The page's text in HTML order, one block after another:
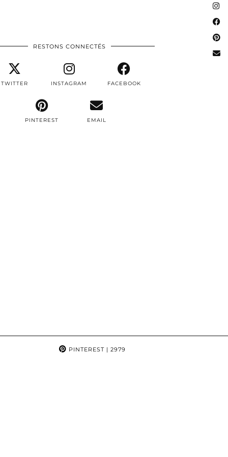
RESTONS CONNECTÉS
TWITTER INSTAGRAM FACEBOOK
PINTEREST EMAIL
PINTEREST| 2979